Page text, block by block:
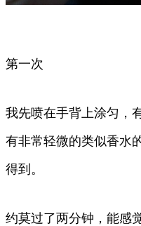
第一次
我先喷在手背上涂匀，
有非常轻微的类似香水
得到。
约莫过了两分钟，能感